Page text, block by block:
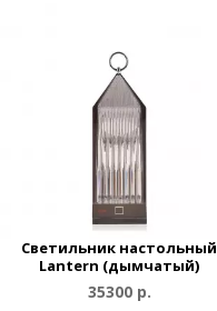
Светильник настольный
Lantern (дымчатый)
35300 р.